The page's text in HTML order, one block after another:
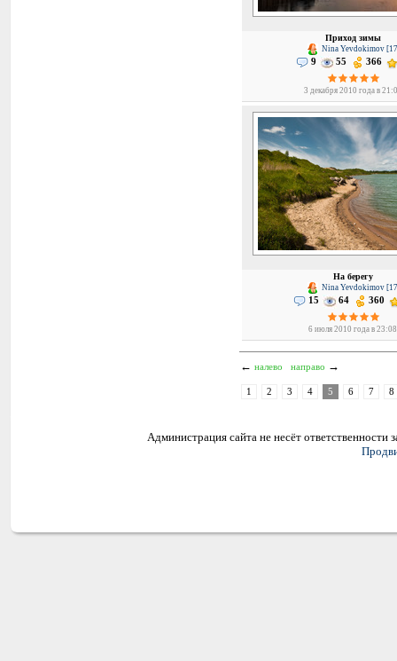
Приход зимы
Nina Yevdokimov
9 55 366
3 декабря 2010 года в
На берегу
Nina Yevdokimov
15 64 360
6 июля 2010 года в 23:08
← налево направо →
1 2 3 4 5 6 7 8
Администрация сайта не несёт ответственности